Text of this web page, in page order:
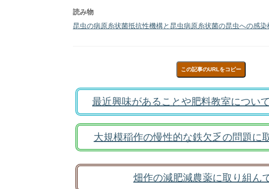
読み物
昆虫の病原糸状菌抵抗性機構と昆虫病原糸状菌の昆虫への感
この記事のURLをコピー
最近興味があることや肥料教室につい
大規模稲作の慢性的な鉄欠乏の問題に
畑作の減肥減農薬に取り組ん